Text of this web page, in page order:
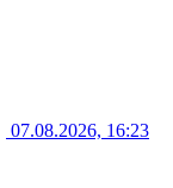
07.08.2026, 16:23